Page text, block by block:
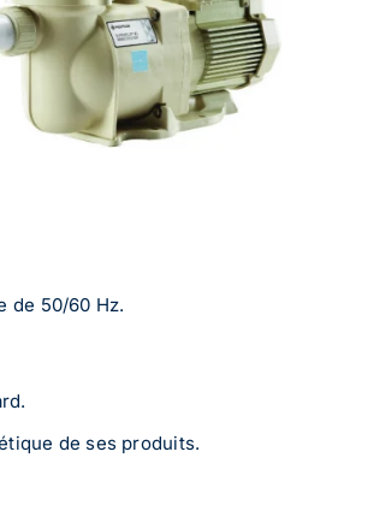
de 50/60 Hz.
de ses produits.